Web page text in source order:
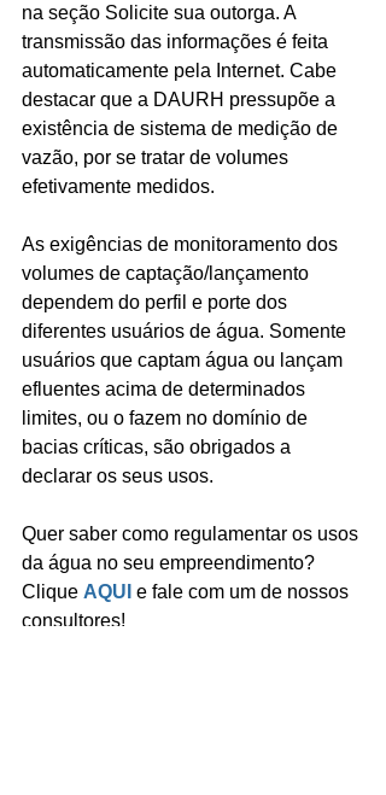
na seção Solicite sua outorga. A
transmissão das informações é feita
automaticamente pela Internet. Cabe
destacar que a DAURH pressupõe a
existência de sistema de medição de
vazão, por se tratar de volumes
efetivamente medidos.
As exigências de monitoramento dos
volumes de captação/lançamento
dependem do perfil e porte dos
diferentes usuários de água. Somente
usuários que captam água ou lançam
efluentes acima de determinados
limites, ou o fazem no domínio de
bacias críticas, são obrigados a
declarar os seus usos.
Quer saber como regulamentar os usos
da água no seu empreendimento?
Clique AQUI e fale com um de nossos
consultores!